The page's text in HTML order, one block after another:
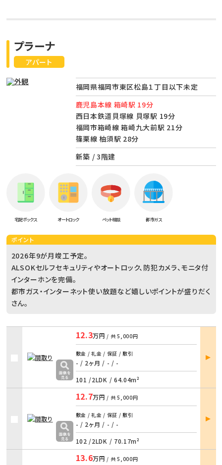
アパート
プラーナ
福岡県福岡市東区松島１丁目以下未定
鹿児島本線 箱崎駅 19分
西日本鉄道貝塚線 貝塚駅 19分
福岡市箱崎線 箱崎九大前駅 21分
篠栗線 柚須駅 28分
新築 / 3階建
宅配ボックス オートロック ペット相談 都市ガス
ポイント
2026年9が月竣工予定。
ALSOKセルフセキュリティやオートロック、防犯カメラ、モニタ付
インターホンを完備。
都市ガス・インターネット使い放題など嬉しいポイントが盛りだく
さん。
12.3万円 / 共5,000円
敷金 / 礼金 / 保証 / 敷引
- / 2ヶ月 / - / -
101 /2LDK / 64.04m²
部屋
詳細
12.7万円 / 共5,000円
敷金 / 礼金 / 保証 / 敷引
- / 2ヶ月 / - / -
102 /2LDK / 70.17m²
部屋
詳細
13.6万円 / 共5,000円